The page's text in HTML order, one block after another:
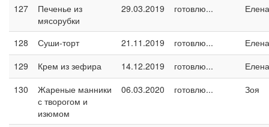
127
Печенье из
мясорубки
29.03.2019 готовлю...
128 Суши-торт 21.11.2019 готовлю...
129
Крем из зефира 14.12.2019 готовлю...
130
Жареные манники
с творогом и
изюмом
06.03.2020 готовлю... Зоя